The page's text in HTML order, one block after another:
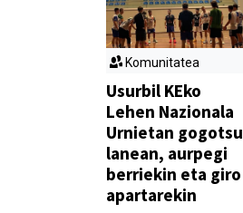
Komunitatea
Usurbil KEko
Lehen Nazionala
Urnietan gogotsu
lanean, aurpegi
berriekin eta giro
apartarekin